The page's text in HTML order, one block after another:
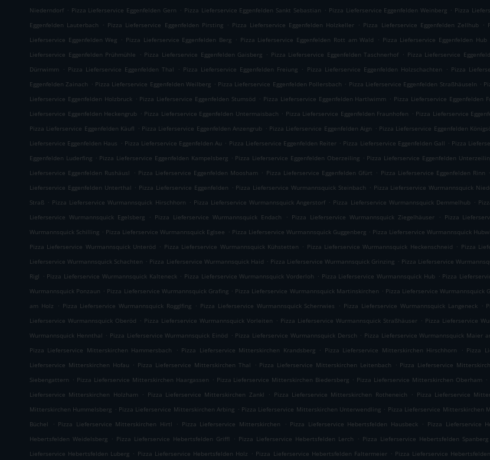
Niederndorf . Pizza Lieferservice Eggenfelden Gern . Pizza Lieferservice Eggenfelden Sankt Sebastian . Pizza Lieferservice Eggenfelden Weinberg . Pizza
Eggenfelden Lauterbach
. Pizza Lieferservice Eggenfelden Pirsting . Pizza Lieferservice Eggenfelden Holzkeller . Pizza Lieferservice Eggenfelden Zellhub .
Lieferservice Eggenfelden Weg . Pizza Lieferservice Eggenfelden Berg . Pizza Lieferservice Eggenfelden Rott am Wald . Pizza Lieferservice Eggenfelden Hub
Lieferservice Eggenfelden Prühmühle
. Pizza Lieferservice Eggenfelden Gaisberg . Pizza Lieferservice Eggenfelden Taschnerhof . Pizza Lieferservice
Dürrwimm
. Pizza Lieferservice Eggenfelden Thal . Pizza Lieferservice Eggenfelden Freiung . Pizza Lieferservice Eggenfelden Holzschachten . Pizza
Eggenfelden Zainach . Pizza Lieferservice Eggenfelden Weilberg . Pizza Lieferservice Eggenfelden Pollersbach . Pizza Lieferservice Eggenfelden Straßhäuseln .
Lieferservice Eggenfelden Holzbruck . Pizza Lieferservice Eggenfelden Stumsöd . Pizza Lieferservice Eggenfelden Hartlwimm . Pizza Lieferservice Eggenfelden
Lieferservice Eggenfelden Heckengrub . Pizza Lieferservice Eggenfelden Untermaisbach . Pizza Lieferservice Eggenfelden Fraunhofen . Pizza Lieferservice
Pizza Lieferservice Eggenfelden Käufl . Pizza Lieferservice Eggenfelden Anzengrub . Pizza Lieferservice Eggenfelden Aign . Pizza Lieferservice Eggenfelden
Lieferservice Eggenfelden Haus . Pizza Lieferservice Eggenfelden Au . Pizza Lieferservice Eggenfelden Reiter . Pizza Lieferservice Eggenfelden Gall . Pizza
Eggenfelden Luderfing . Pizza Lieferservice Eggenfelden Kampelsberg . Pizza Lieferservice Eggenfelden Oberzeiling . Pizza Lieferservice Eggenfelden
Lieferservice Eggenfelden Rushäusl
. Pizza Lieferservice Eggenfelden Moosham . Pizza Lieferservice Eggenfelden Gfürt . Pizza Lieferservice Eggenfelden Rinn .
Lieferservice Eggenfelden Unterthal . Pizza Lieferservice Eggenfelden . Pizza Lieferservice Wurmannsquick Steinbach . Pizza Lieferservice Wurmannsquick
Straß . Pizza Lieferservice Wurmannsquick Hirschhorn . Pizza Lieferservice Wurmannsquick Angerstorf . Pizza Lieferservice Wurmannsquick Demmelhub .
Lieferservice Wurmannsquick Egelsberg
. Pizza Lieferservice Wurmannsquick Endach . Pizza Lieferservice Wurmannsquick Ziegelhäuser . Pizza
Wurmannsquick Schilling . Pizza Lieferservice Wurmannsquick Eglsee . Pizza Lieferservice Wurmannsquick Guggenberg . Pizza Lieferservice Wurmannsquick
Pizza Lieferservice Wurmannsquick Unteröd . Pizza Lieferservice Wurmannsquick Kühstetten . Pizza Lieferservice Wurmannsquick Heckenschneid . Pizza
Lieferservice Wurmannsquick Schachten . Pizza Lieferservice Wurmannsquick Haid . Pizza Lieferservice Wurmannsquick Grinzing . Pizza Lieferservice
Rigl . Pizza Lieferservice Wurmannsquick Kalteneck . Pizza Lieferservice Wurmannsquick Vorderloh . Pizza Lieferservice Wurmannsquick Hub . Pizza
Wurmannsquick Ponzaun . Pizza Lieferservice Wurmannsquick Grafing . Pizza Lieferservice Wurmannsquick Martinskirchen . Pizza Lieferservice Wurmannsquick
am Holz
. Pizza Lieferservice Wurmannsquick Rogglfing . Pizza Lieferservice Wurmannsquick Scherrwies . Pizza Lieferservice Wurmannsquick Langeneck .
Lieferservice Wurmannsquick Oberöd . Pizza Lieferservice Wurmannsquick Vorleiten . Pizza Lieferservice Wurmannsquick Straßhäuser . Pizza Lieferservice
Wurmannsquick Hennthal . Pizza Lieferservice Wurmannsquick Einöd . Pizza Lieferservice Wurmannsquick Dersch . Pizza Lieferservice Wurmannsquick Maier
Pizza Lieferservice Mitterskirchen Hammersbach
. Pizza Lieferservice Mitterskirchen Krandsberg . Pizza Lieferservice Mitterskirchen Hirschhorn . Pizza
Lieferservice Mitterskirchen Hofau . Pizza Lieferservice Mitterskirchen Thal . Pizza Lieferservice Mitterskirchen Leitenbach . Pizza Lieferservice
Siebengattern . Pizza Lieferservice Mitterskirchen Haargassen . Pizza Lieferservice Mitterskirchen Biedersberg . Pizza Lieferservice Mitterskirchen Oberham .
Lieferservice Mitterskirchen Holzham
. Pizza Lieferservice Mitterskirchen Zankl . Pizza Lieferservice Mitterskirchen Rotheneich . Pizza Lieferservice
Mitterskirchen Hummelsberg . Pizza Lieferservice Mitterskirchen Arbing . Pizza Lieferservice Mitterskirchen Unterwendling . Pizza Lieferservice Mitterskirchen
Büchel
. Pizza Lieferservice Mitterskirchen Hirtl . Pizza Lieferservice Mitterskirchen . Pizza Lieferservice Hebertsfelden Hausbeck . Pizza Lieferservice
Hebertsfelden Weidelsberg . Pizza Lieferservice Hebertsfelden Griffl . Pizza Lieferservice Hebertsfelden Lerch . Pizza Lieferservice Hebertsfelden Spanberg
Lieferservice Hebertsfelden Luberg . Pizza Lieferservice Hebertsfelden Holz . Pizza Lieferservice Hebertsfelden Faltermeier . Pizza Lieferservice